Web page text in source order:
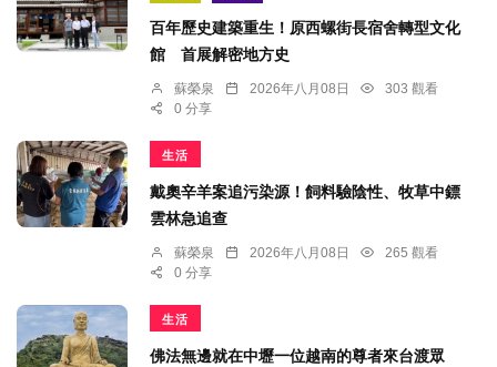
百年歷史建築重生！原西螺街長宿舍轉型文化
館 首展解密地方史
蘇榮泉 2026年八月08日
303 觀看
0 分享
生活
戴奧辛羊案追污染源！飼料驗陰性、牧草中鏢
雲林急追查
蘇榮泉 2026年八月08日
265 觀看
0 分享
生活
佛法無邊就在中壢一位越南的尊者來台渡眾